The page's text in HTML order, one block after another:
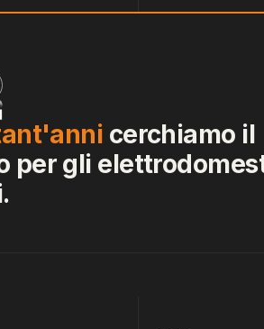
cerchiamo il
per gli